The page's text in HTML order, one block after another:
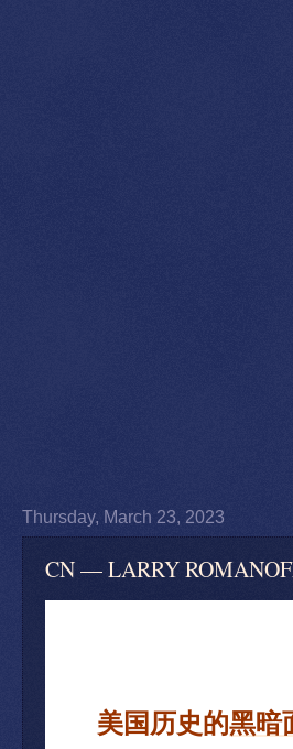
Thursday, March 23, 2023
CN — LARRY
美国 历史的黑暗